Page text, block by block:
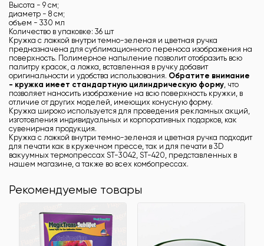
Высота - 9 см;
диаметр - 8 см;
объем - 330 мл
Количество в упаковке: 36 шт
Кружка с ложкой внутри темно-зеленая и цветная ручка
предназначена для сублимационного переноса изображения на
поверхность. Полимерное напыление позволит отобразить всю
палитру красок, а ложка, вставленная в ручку добавит
оригинальности и удобства использования. Обратите внимание
- кружка имеет стандартную цилиндрическую форму, что
позволяет наносить изображение на всю поверхность кружки, в
отличие от других моделей, имеющих конусную форму.
Кружка широко используется для проведения рекламных акций,
изготовления индивидуальных и корпоративных подарков, как
сувенирная продукция.
Кружка с ложкой внутри темно-зеленая и цветная ручка подходит
для печати как в кружечном прессе, так и для печати в 3D
вакуумных термопрессах ST-3042, ST-420, представленных в
нашем магазине, а также во всех комбопрессах.
Рекомендуемые товары